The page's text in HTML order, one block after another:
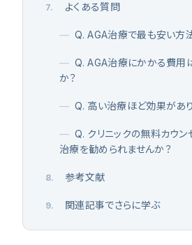
7. よくある質問
— Q. AGA治療で最も安い方
— Q. AGA治療にかかる費用
か？
— Q. 高い治療ほど効果があ
— Q. クリニックの無料カウン
治療を勧められませんか？
8. 参考文献
9. 関連記事でさらに学ぶ